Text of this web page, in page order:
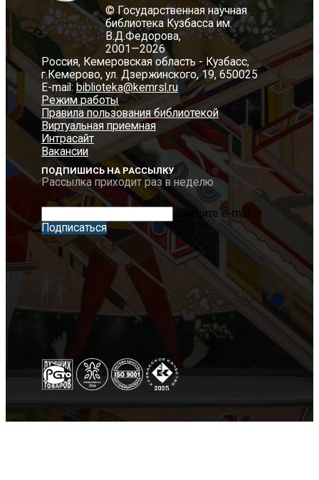
© Государственная научная
библиотека Кузбасса им.
В.Д.Федорова,
2001—2026
Россия, Кемеровская область - Кузбасс,
г.Кемерово, ул. Дзержинского, 19, 650025
E-mail: biblioteka@kemrsl.ru
Режим работы
Правила пользования библиотекой
Виртуальная приемная
Интрасайт
Вакансии
ПОДПИШИСЬ НА РАССЫЛКУ
Рассылка приходит раз в неделю
Введите e-mail
Подписаться